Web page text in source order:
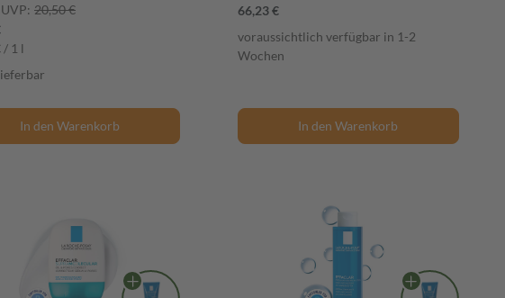
UVP: 20,50 €
/ 1 l
In den Warenkorb
66,23 €
voraussichtlich verfügbar in 1-2
Wochen
In den Warenkorb